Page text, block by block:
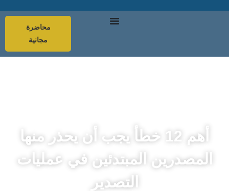
محاضرة
مجانية
أهم 12 خطأ يجب أن يحذر منها
المصدرين المبتدئين في عمليات
التصدير